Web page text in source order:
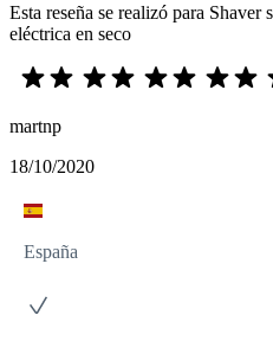
Esta reseña se realizó para
eléctrica en seco
martnp
18/10/2020
España